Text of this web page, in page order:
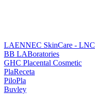
LAENNEC SkinCare - LNC
BB LABoratories
GHC Placental Cosmetic
PlaReceta
PiloPla
Buvley